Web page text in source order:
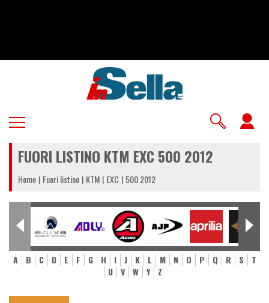
FUORI LISTINO KTM EXC 500 2012
Home Fuori listino KTM EXC 500 2012
A B C D E F G H I J K L M N O P Q R S
T
U
V W Y Z